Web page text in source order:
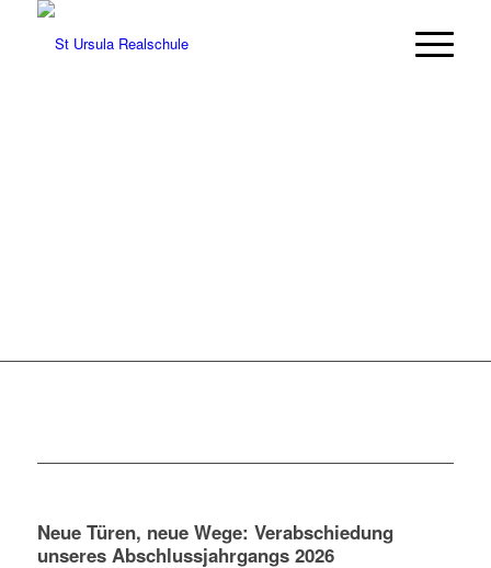
Neue Türen, neue Wege: Verabschiedung
unseres Abschlussjahrgangs 2026